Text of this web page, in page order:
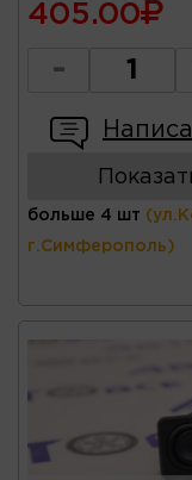
405.00
-
больше 4 шт
г.Симферополь)